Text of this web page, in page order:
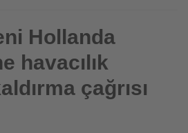
havacılık vergisini kaldırma
Hollanda
havacılık
çağrısı